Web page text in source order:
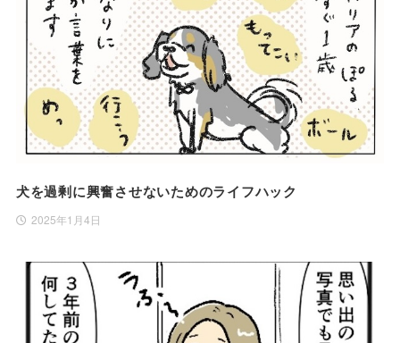
犬を過剰に興奮させないためのライフハック
2025年1月4日